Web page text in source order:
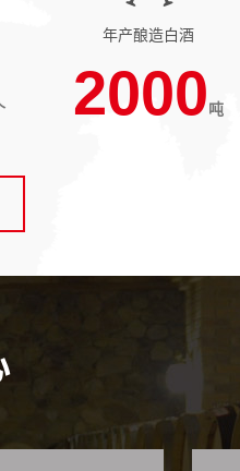
年产酿造白酒
2000吨